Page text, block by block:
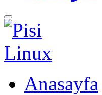
Anasayfa